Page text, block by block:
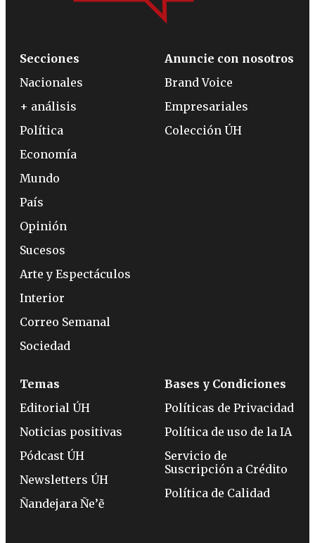
Secciones
Nacionales
+ análisis
Política
Economía
Mundo
País
Opinión
Sucesos
Arte y Espectáculos
Interior
Correo Semanal
Sociedad
Anuncie con nosotros
Brand Voice
Empresariales
Colección ÚH
Temas
Editorial ÚH
Noticias positivas
Pódcast ÚH
Newsletters ÚH
Ñandejara Ñe’ẽ
Bases y Condiciones
Políticas de Privacidad
Política de uso de la IA
Servicio de
Suscripción a Crédito
Política de Calidad